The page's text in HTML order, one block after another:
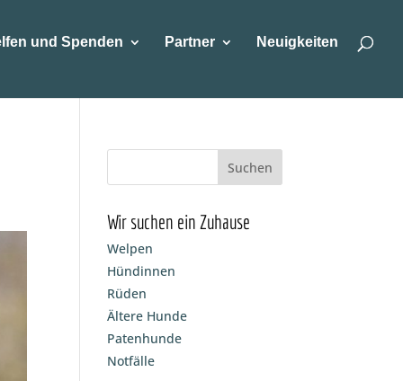
und Spenden Partner Neuigkeiten
Wir suchen ein Zuhause
Welpen
Hündinnen
Rüden
Ältere Hunde
Patenhunde
Notfälle